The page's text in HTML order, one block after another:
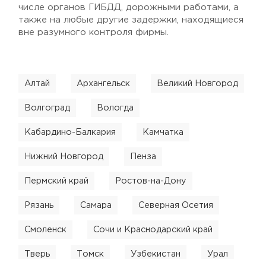
числе органов ГИБДД, дорожными работами, а
также на любые другие задержки, находящиеся
вне разумного контроля фирмы.
Алтай Архангельск Великий Новгород
Волгоград Вологда
Кабардино-Балкария Камчатка
Нижний Новгород Пенза
Пермский край Ростов-на-Дону
Рязань Самара Северная Осетия
Смоленск Сочи и Краснодарский край
Тверь Томск Узбекистан Урал